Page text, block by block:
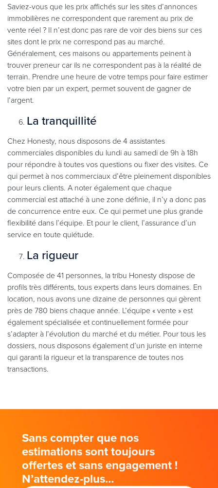
Saviez-vous que les prix affichés sur les sites d’annonces
immobilières ne correspondent que rarement au prix de
vente réel ? Il n’est donc pas rare de voir des biens sur ces
sites dont le prix ne correspond pas au marché.
Généralement, ces maisons ou appartements peinent à
trouver preneur car ils ne correspondent pas à la réalité de
terrain. Prendre une heure de votre temps pour faire estimer
votre bien par un expert, permet souvent de gagner de
l’argent.
La tranquillité
Chez Honesty, nous disposons de 4 assistantes
commerciales disponibles du lundi au samedi de 9h à 18h
pour répondre à toutes vos questions ou fixer des visites. Ce
qui permet à nos commerciaux d’être pleinement disponibles
pour leurs clients. A noter également que chaque
commercial est attaché à une zone définie, il n’y a donc pas
de concurrence entre eux. Ce qui permet une plus grande
flexibilité dans l’équipe. Et pour le client, l’assurance d’un
service en toute quiétude.
La rigueur
Composée de 41 personnes, la tribu Honesty dispose de
profils très différents, tous experts dans leurs domaines. En
location, nous avons une dizaine de personnes qui gèrent
près de 780 biens chaque année. L’équipe « vente » est
également spécialisée et continuellement formée pour
s’adapter à l’évolution du marché et du métier. Pour tous les
dossiers, nous disposons également d’un juriste en interne
qui garanti la rigueur et la transparence de toutes nos
transactions.
Sans compter que nos
estimations sont toujours
offertes et sans engagement !
N’attendez-plus…